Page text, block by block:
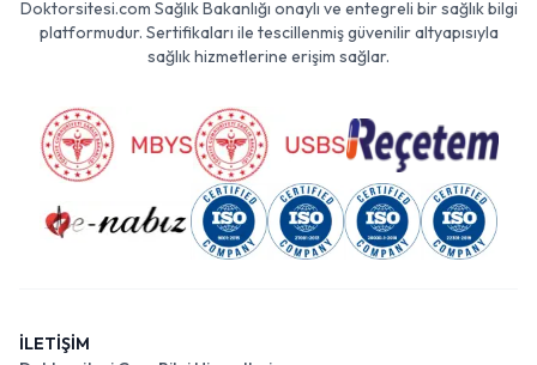
Doktorsitesi.com Sağlık Bakanlığı onaylı ve entegreli bir sağlık bilgi
platformudur. Sertifikaları ile tescillenmiş güvenilir altyapısıyla
sağlık hizmetlerine erişim sağlar.
İLETİŞİM